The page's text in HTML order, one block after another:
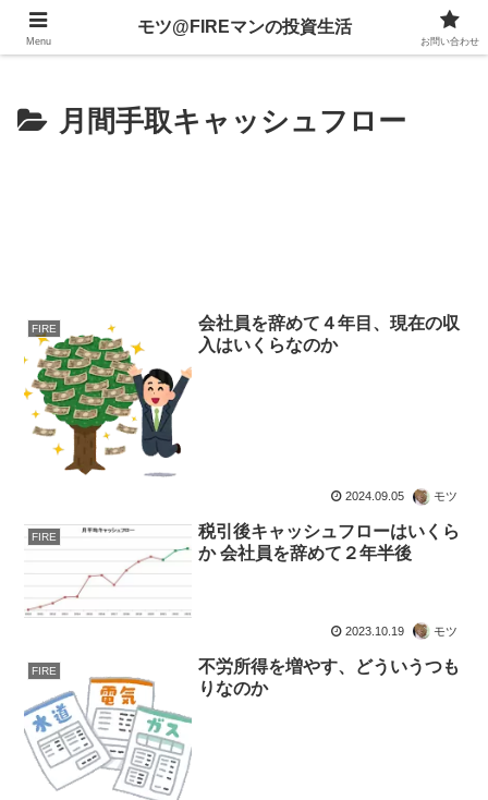
不動産、投資信託、暗号資産、株式、等々への投資について
月間手取キャッシュフロー
FIRE
会社員を辞めて４年目、現在の収
入はいくらなのか
2024.09.05 モツ
FIRE
税引後キャッシュフローはいくら
か 会社員を辞めて２年半後
2023.10.19 モツ
FIRE
不労所得を増やす、どういうつも
りなのか
Menu
モツ@FIREマンの投資生活
お問い合わせ